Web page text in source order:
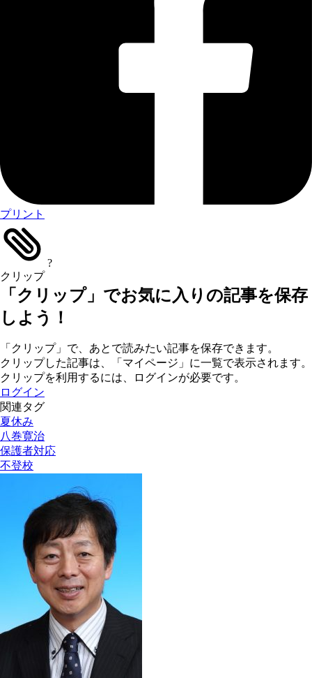
プリント
クリップ
?
「クリップ」でお気に入りの記事を保存
しよう！
「クリップ」で、あとで読みたい記事を保存できます。
クリップした記事は、「マイページ」に一覧で表示されます。
クリップを利用するには、ログインが必要です。
ログイン
関連タグ
夏休み
八巻寛治
保護者対応
不登校